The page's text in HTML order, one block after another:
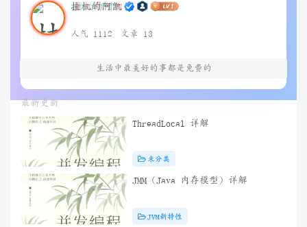
挂机的阿凯
人气 1112 文章 13
生活中最美好的事都是免费的
最新更新
ThreadLocal 详解
未分类
JMM（Java 内存模型）详解
JVM新特性